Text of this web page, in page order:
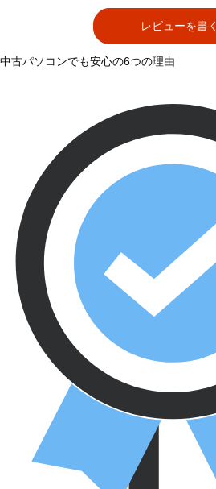
レビューを書く
中古パソコンでも安心の6つの理由